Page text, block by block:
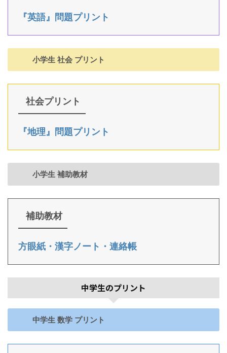
『英語』問題プリント
小学生 社会 プリント
社会プリント
『地理』問題プリント
小学生 補助教材
補助教材
方眼紙・漢字ノート・連絡帳
中学生のプリント
中学生 数学 プリント